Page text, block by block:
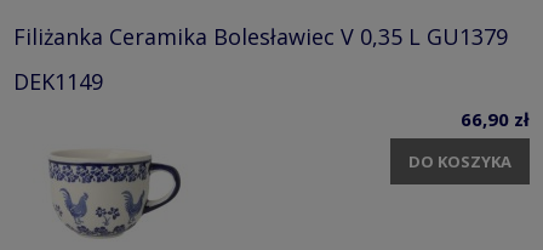
Filiżanka Ceramika Bolesławiec V 0,35 L GU1379
DEK1149
66,90 zł
DO KOSZYKA